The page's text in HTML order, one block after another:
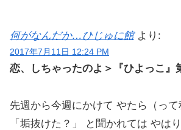
何がなんだか…ひじゅに館 より:
2017年7月11日 12:24 PM
恋、しちゃったのよ＞『ひよっこ』
先週から今週にかけて やたら（って
「垢抜けた？」 と聞かれては やは